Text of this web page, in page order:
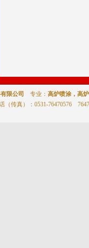
限公司 专业： 高炉喷涂，高
（传真）
：0531-76470576